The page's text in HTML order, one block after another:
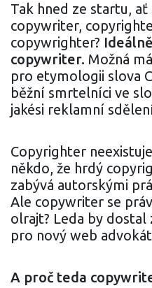
Tak hned ze startu, ať
copywriter,
copywrighter?
copywriter. Možná
pro etymologii slova
běžní smrtelníci ve
jakési reklamní
Copyrighter
někdo, že hrdý
zabývá autorskými
Ale copywriter se
olrajt? Leda by
pro nový web
A proč teda